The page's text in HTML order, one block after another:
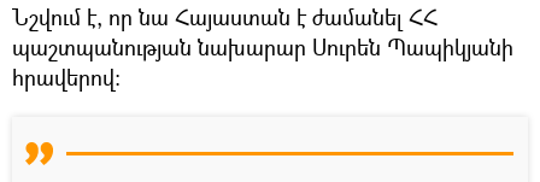
Նշվում է, որ նա Հայաստան է ժամանել ՀՀ
պաշտպանության նախարար Սուրեն Պապիկյանի
հրավերով։